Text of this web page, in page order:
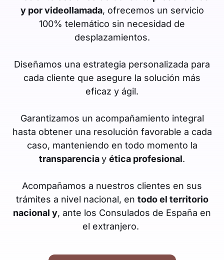
y por videollamada, ofrecemos un servicio
100% telemático sin necesidad de
desplazamientos.
Diseñamos una estrategia personalizada para
cada cliente que asegure la solución más
eficaz y ágil.
Garantizamos un acompañamiento integral
hasta obtener una resolución favorable a cada
caso, manteniendo en todo momento la
transparenciay ética profesional.
Acompañamos a nuestros clientes en sus
trámites a nivel nacional, en todo el territorio
nacional y, ante los Consulados de España en
el extranjero.